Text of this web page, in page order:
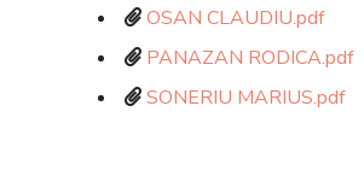
OSAN CLAUDIU.pdf
PANAZAN RODICA.pdf
SONERIU MARIUS.pdf